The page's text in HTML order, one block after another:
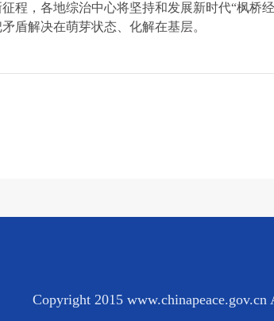
程，各地综治中心将坚持和发展新时代“枫桥
盾解决在萌芽状态、化解在基层。
Copyright 2015 www.chinapeace.gov.cn